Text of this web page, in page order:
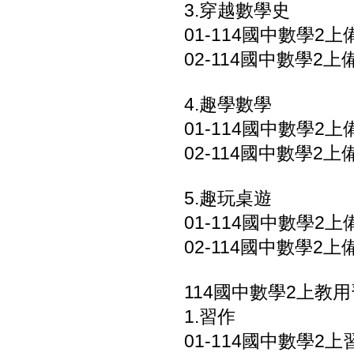
3.穿越數學史
01-114國中數學2上
02-114國中數學2上
4.趣學數學
01-114國中數學2上
02-114國中數學2上
5.趣玩桌遊
01-114國中數學2上
02-114國中數學2上
114國中數學2上教
1.習作
01-114國中數學2上